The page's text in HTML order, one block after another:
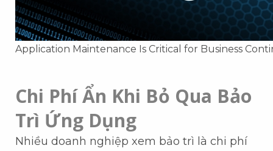
Application Maintenance Is Critical for Business
Chi Phí Ẩn Khi Bỏ Qua Bảo
Trì Ứng Dụng
Nhiều doanh nghiệp xem bảo trì là chi phí